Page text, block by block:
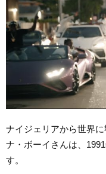
ナイジェリアから世界
ナ・ボーイさんは、
す。